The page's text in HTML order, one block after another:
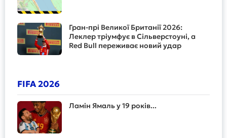
Гран-прі Великої Британії 2026:
Леклер тріумфує в Сільверстоуні, а
Red Bull переживає новий удар
FIFA 2026
Ламін Ямаль у 19 років...